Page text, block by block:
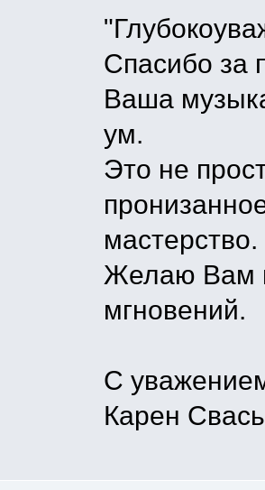
Спасибо за
Ваша
ум.
Это не
мастерство.
Желаю Вам
мгновений.
С
Карен